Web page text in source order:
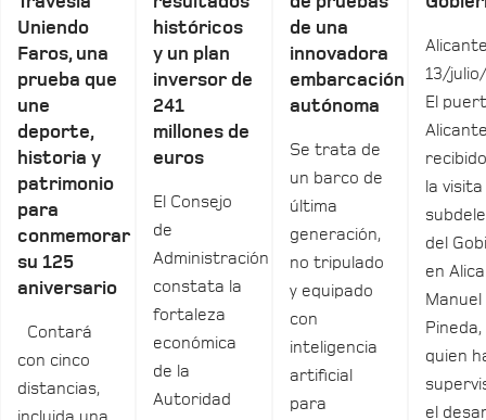
Uniendo
Faros, una
prueba que
une
deporte,
historia y
patrimonio
para
conmemorar
su 125
aniversario
Contará
con cinco
distancias,
históricos
y un plan
inversor de
241
millones de
euros
El Consejo
de
Administración
constata la
fortaleza
económica
de la
Autoridad
de una
innovadora
embarcación
autónoma
Se trata de
un barco de
última
generación,
no tripulado
y equipado
con
inteligencia
artificial
para
13/
El
la
del
en
Manuel
Pineda,
quien
el